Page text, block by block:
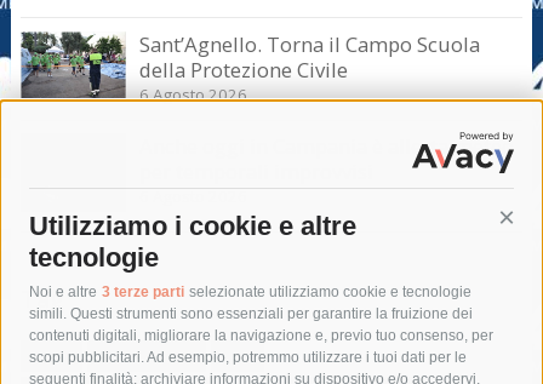
Utilizziamo i cookie e altre
tecnologie
Noi e altre 3 terze parti selezionate utilizziamo cookie e tecnologie
simili. Questi strumenti sono essenziali per garantire la fruizione dei
contenuti digitali, migliorare la navigazione e, previo tuo consenso, per
scopi pubblicitari. Ad esempio, potremmo utilizzare i tuoi dati per le
seguenti finalità: archiviare informazioni su dispositivo e/o accedervi,
Sant’Agnello. Torna il Campo Scuola
della Protezione Civile
6 Agosto 2026
Anche oggi in Campania è allerta meteo
Tag
acqua allerta meteo
anas